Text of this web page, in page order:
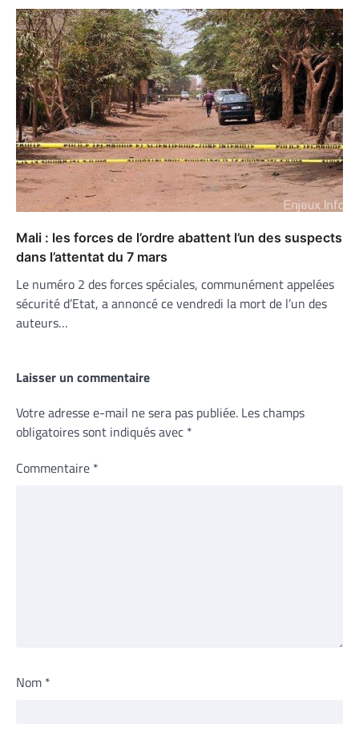
Mali : les forces de l’ordre abattent l’un des suspects
dans l’attentat du 7 mars
Le numéro 2 des forces spéciales, communément appelées
sécurité d’Etat, a annoncé ce vendredi la mort de l’un des
auteurs…
Laisser un commentaire
Votre adresse e-mail ne sera pas publiée. Les champs
obligatoires sont indiqués avec *
Commentaire *
Nom *